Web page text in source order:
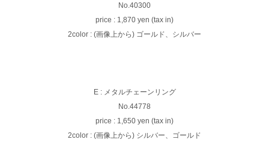
No.40300
price : 1,870 yen (tax in)
2color : (画像上から) ゴールド、シルバー
E : メタルチェーンリング
No.44778
price : 1,650 yen (tax in)
2color : (画像上から) シルバー、ゴールド